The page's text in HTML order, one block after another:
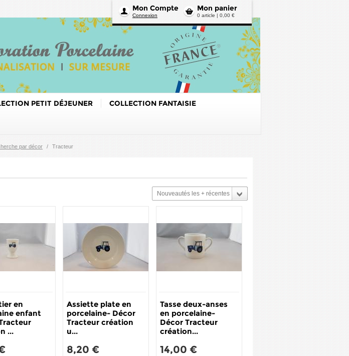
Mon panier
0 article | 0,00 €
Mon Compte
Connexion
PETIT DÉJEUNER COLLECTION FANTAISIE
par décor / Tracteur
Nouveautés les + récentes
en
enfant
...
Assiette plate en
porcelaine- Décor
Tracteur création
u...
8,20 €
Tasse deux-anses
en porcelaine-
Décor Tracteur
création...
14,00 €